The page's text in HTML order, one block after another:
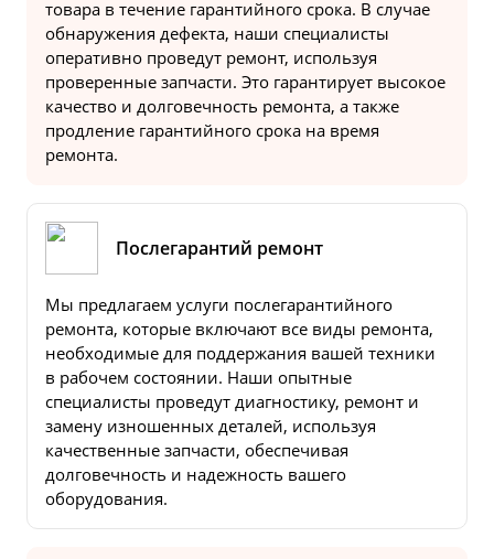
товара в течение гарантийного срока. В случае
обнаружения дефекта, наши специалисты
оперативно проведут ремонт, используя
проверенные запчасти. Это гарантирует высокое
качество и долговечность ремонта, а также
продление гарантийного срока на время
ремонта.
Послегарантий ремонт
Мы предлагаем услуги послегарантийного
ремонта, которые включают все виды ремонта,
необходимые для поддержания вашей техники
в рабочем состоянии. Наши опытные
специалисты проведут диагностику, ремонт и
замену изношенных деталей, используя
качественные запчасти, обеспечивая
долговечность и надежность вашего
оборудования.